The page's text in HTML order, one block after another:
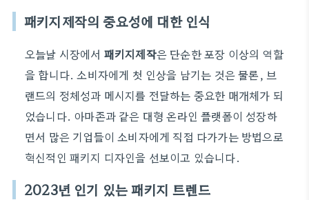
패키지제작의 중요성에 대한 인식
오늘날 시장에서 패키지제작은 단순한 포장 이상의 역할
을 합니다. 소비자에게 첫 인상을 남기는 것은 물론, 브
랜드의 정체성과 메시지를 전달하는 중요한 매개체가 되
었습니다. 아마존과 같은 대형 온라인 플랫폼이 성장하
면서 많은 기업들이 소비자에게 직접 다가가는 방법으로
혁신적인 패키지 디자인을 선보이고 있습니다.
2023년 인기 있는 패키지 트렌드